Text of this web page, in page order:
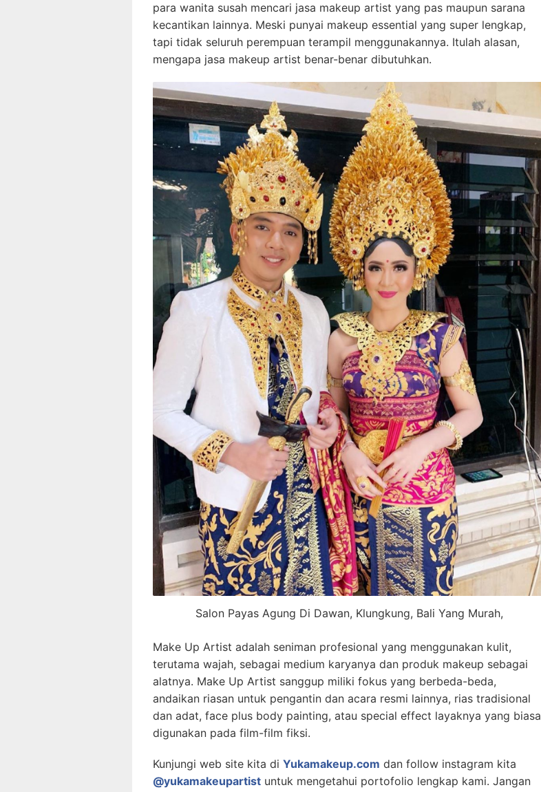
para wanita susah mencari jasa makeup artist yang pas maupun sarana
kecantikan lainnya. Meski punyai makeup essential yang super lengkap,
tapi tidak seluruh perempuan terampil menggunakannya. Itulah alasan,
mengapa jasa makeup artist benar-benar dibutuhkan.
Salon Payas Agung Di Dawan, Klungkung, Bali Yang Murah,
Make Up Artist adalah seniman profesional yang menggunakan kulit,
terutama wajah, sebagai medium karyanya dan produk makeup sebagai
alatnya. Make Up Artist sanggup miliki fokus yang berbeda-beda,
andaikan riasan untuk pengantin dan acara resmi lainnya, rias tradisional
dan adat, face plus body painting, atau special effect layaknya yang biasa
digunakan pada film-film fiksi.
Kunjungi web site kita di Yukamakeup.com dan follow instagram kita
@yukamakeupartist untuk mengetahui portofolio lengkap kami. Jangan